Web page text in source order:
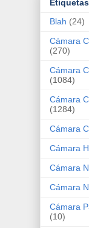
Etiquetas
Blah (24)
Cámara
(270)
Cámara
(1084)
Cámara
(1284)
Cámara
Cámara
Cámara
Cámara
Cámara
(10)